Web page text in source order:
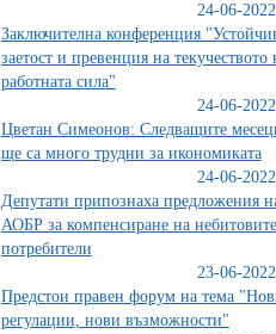
24-06-2022
Заключителна конференция
заетост и превенция на текучеството
работната сила"
24-06-2022
Цветан Симеонов: Следващите
ще са много трудни за икономиката
24-06-2022
Депутати припознаха предложения
АОБР за компенсиране на небитовите
потребители
23-06-2022
Предстои правен форум на тема
регулации, нови възможности"